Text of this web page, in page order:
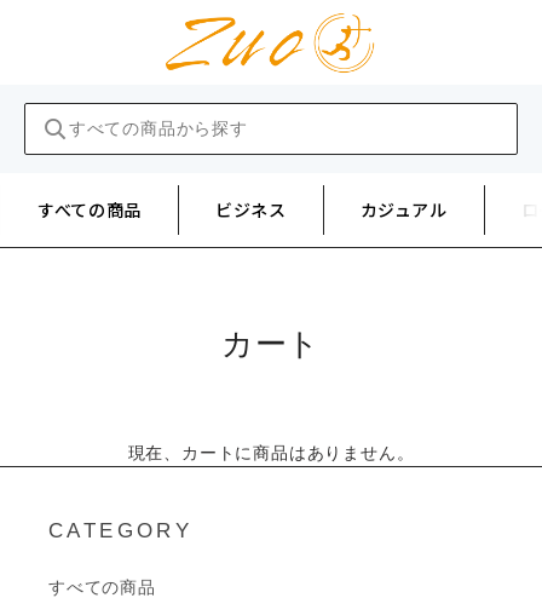
すべての商品 ビジネス カジュアル
カート
現在、カートに商品はありません。
CATEGORY
すべての商品